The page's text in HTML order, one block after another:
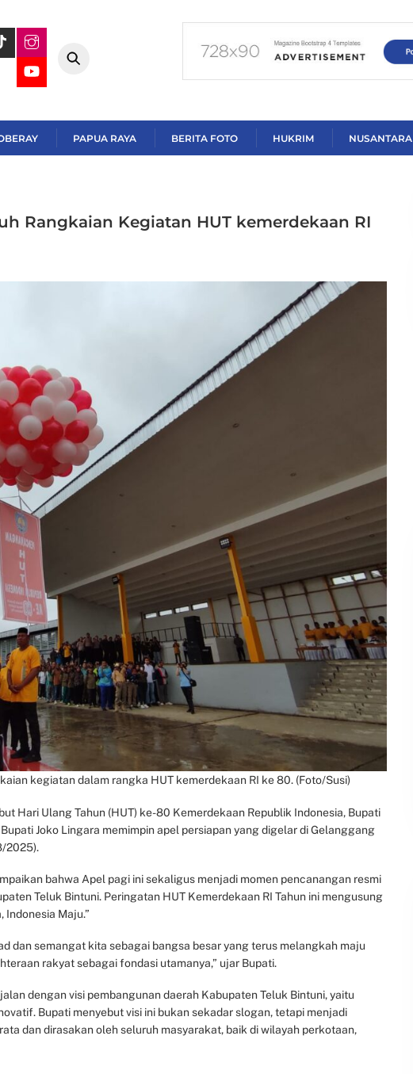
PAPUA RAYA BERITA FOTO HUKRIM NUSANTARA
Rangkaian Kegiatan HUT kemerdekaan RI
kegiatan dalam rangka HUT kemerdekaan RI ke 80. (Foto/Susi)
Hari Ulang Tahun (HUT) ke-80 Kemerdekaan Republik Indonesia, Bupati
Joko Lingara memimpin apel persiapan yang digelar di Gelanggang
2025).
bahwa Apel pagi ini sekaligus menjadi momen pencanangan resmi
Teluk Bintuni. Peringatan HUT Kemerdekaan RI Tahun ini mengusung
Indonesia Maju.”
dan semangat kita sebagai bangsa besar yang terus melangkah maju
rakyat sebagai fondasi utamanya,” ujar Bupati.
dengan visi pembangunan daerah Kabupaten Teluk Bintuni, yaitu
Bupati menyebut visi ini bukan sekadar slogan, tetapi menjadi
dan dirasakan oleh seluruh masyarakat, baik di wilayah perkotaan,